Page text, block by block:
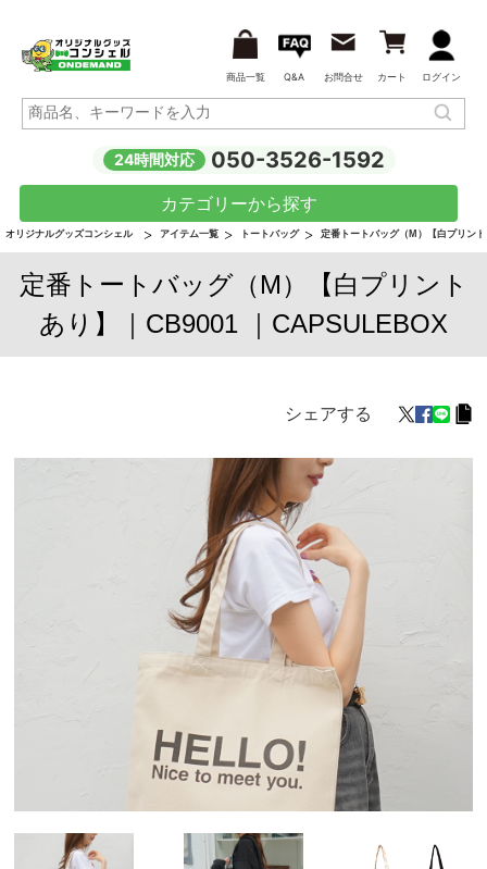
商品一覧 Q&A お問合せ カート ログイン
24時間対応 050-3526-1592
カテゴリーから探す
オリジナルグッズコンシェル アイテム一覧 トートバッグ 定番トートバッグ（M）【白プリン
定番トートバッグ（M）【白プリント
あり】｜CB9001 ｜CAPSULEBOX
シェアする